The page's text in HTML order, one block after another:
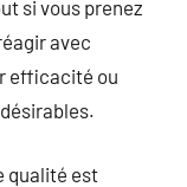
si vous prenez
avec
efficacité ou
qualité est